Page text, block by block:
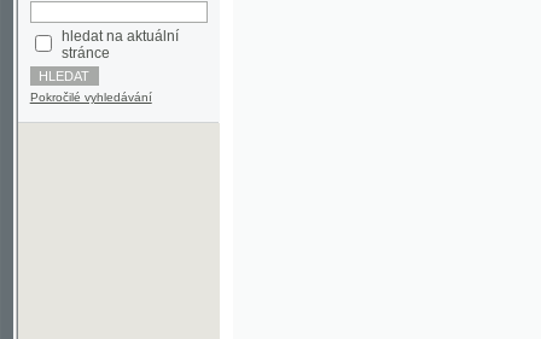
Pokročilé vyhledávání